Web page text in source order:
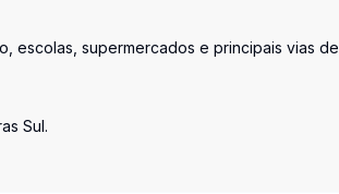
escolas, supermercados e principais vias de
Sul.